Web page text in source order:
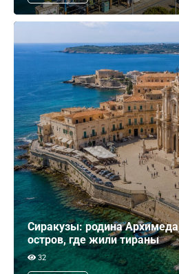
Сиракузы: родина
остров, где жили тираны
32